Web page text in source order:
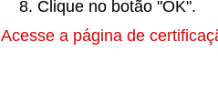
Clique no botão "OK".
Acesse a página de